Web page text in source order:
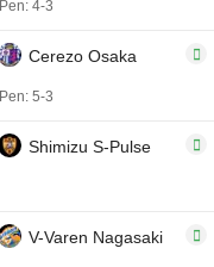
Pen: 4-3
Cerezo Osaka
Pen: 5-3
Shimizu S-Pulse
V-Varen Nagasaki